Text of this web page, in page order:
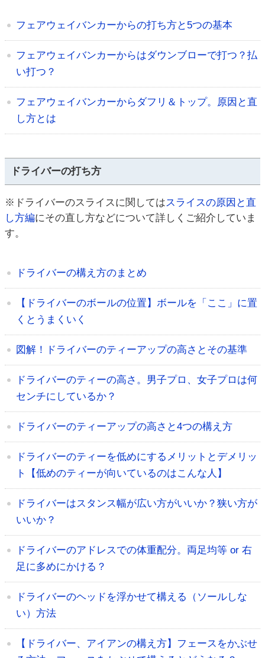
フェアウェイバンカーからの打ち方と5つの基本
フェアウェイバンカーからはダウンブローで打つ？払
い打つ？
フェアウェイバンカーからダフリ＆トップ。原因と直
し方とは
ドライバーの打ち方
※ドライバーのスライスに関してはスライスの原因と直
し方編にその直し方などについて詳しくご紹介していま
す。
ドライバーの構え方のまとめ
【ドライバーのボールの位置】ボールを「ここ」に置
くとうまくいく
図解！ドライバーのティーアップの高さとその基準
ドライバーのティーの高さ。男子プロ、女子プロは何
センチにしているか？
ドライバーのティーアップの高さと4つの構え方
ドライバーのティーを低めにするメリットとデメリッ
ト【低めのティーが向いているのはこんな人】
ドライバーはスタンス幅が広い方がいいか？狭い方が
いいか？
ドライバーのアドレスでの体重配分。両足均等 or 右
足に多めにかける？
ドライバーのヘッドを浮かせて構える（ソールしな
い）方法
【ドライバー、アイアンの構え方】フェースをかぶせ